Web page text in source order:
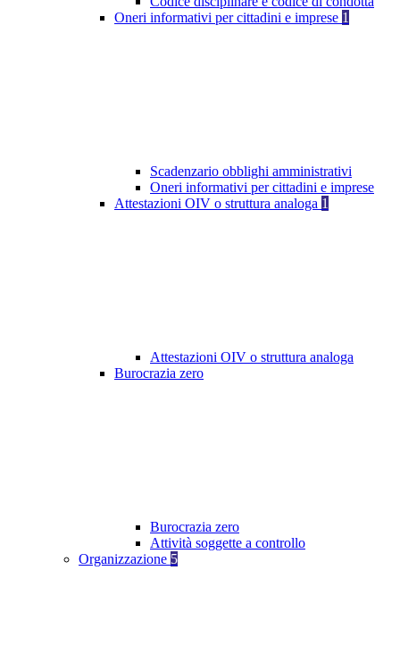
Oneri informativi per cittadini e imprese 1
Scadenzario obblighi amministrativi
Oneri informativi per cittadini e imprese
Attestazioni OIV o struttura analoga 1
Attestazioni OIV o struttura analoga
Burocrazia zero
Burocrazia zero
Attività soggette a controllo
Organizzazione 5